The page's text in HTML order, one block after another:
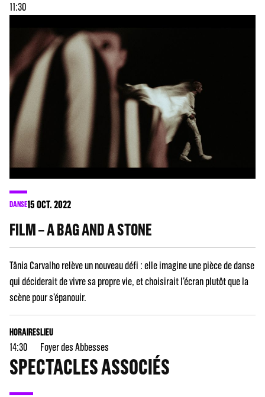
11:30
DANSE15OCT. 2022
FILM – A BAG AND A STONE
Tânia Carvalho relève un nouveau défi : elle imagine une pièce de danse
qui déciderait de vivre sa propre vie, et choisirait l’écran plutôt que la
scène pour s’épanouir.
HORAIRES
14:30
LIEU
Foyer des Abbesses
SPECTACLES ASSOCIÉS